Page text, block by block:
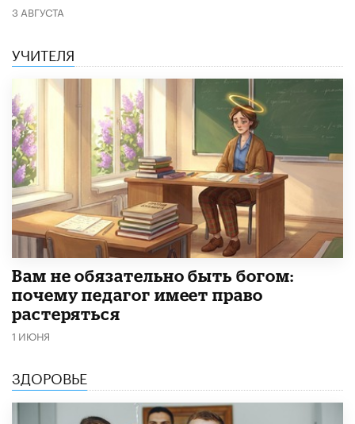
3 АВГУСТА
УЧИТЕЛЯ
​Вам не обязательно быть богом:
почему педагог имеет право
растеряться
1 ИЮНЯ
ЗДОРОВЬЕ